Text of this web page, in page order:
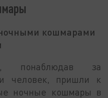
кошмарами
понаблюдав за
человек, пришли к
ночные кошмары в